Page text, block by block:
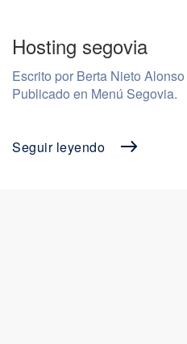
Hosting segovia
Escrito por Berta Nieto
Publicado en Menú Segovia.
Seguir leyendo